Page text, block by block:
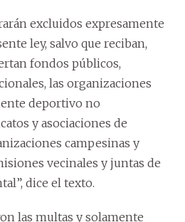
excluidos expresamente
ley, salvo que reciban,
fondos públicos,
las organizaciones
deportivo no
y asociaciones de
campesinas y
vecinales y juntas de
dice el texto.
las multas y solamente